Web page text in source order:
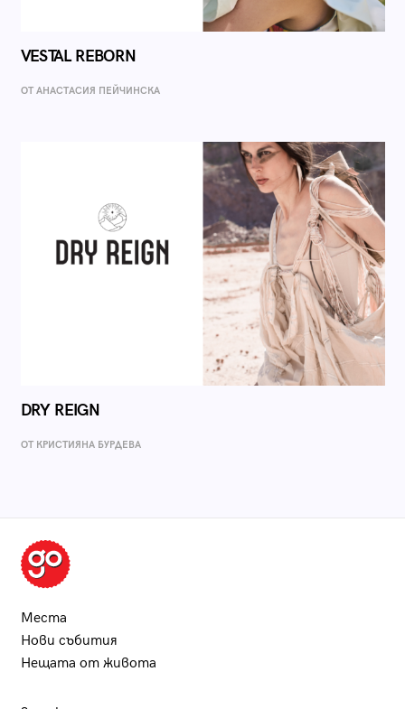
VESTAL REBORN
ОТ AНАСТАСИЯ ПЕЙЧИНСКА
DRY REIGN
ОТ КРИСТИЯНА БУРДЕВА
Места
Нови събития
Нещата от живота